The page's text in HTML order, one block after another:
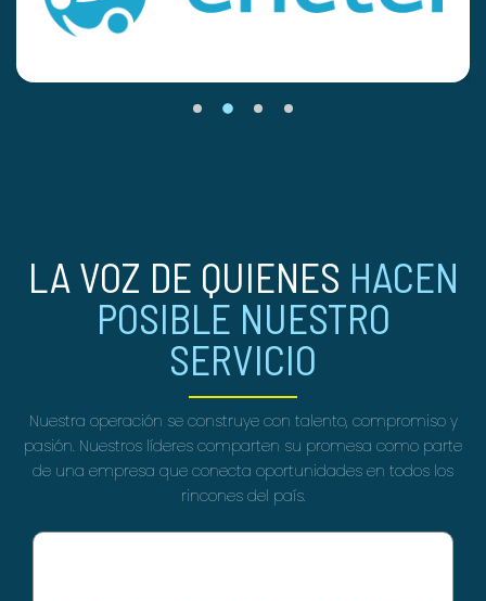
LA VOZ DE QUIENES HACEN
POSIBLE NUESTRO
SERVICIO
Nuestra operación se construye con talento, compromiso y
pasión. Nuestros líderes comparten su promesa como parte
de una empresa que conecta oportunidades en todos los
rincones del país.